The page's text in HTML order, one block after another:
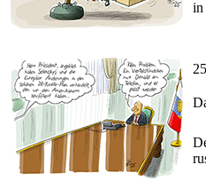
in